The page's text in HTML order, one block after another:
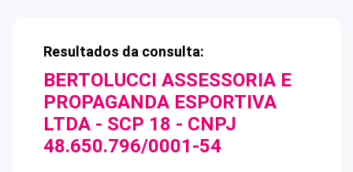
Resultados da consulta:
BERTOLUCCI ASSESSORIA E
PROPAGANDA ESPORTIVA
LTDA - SCP 18 - CNPJ
48.650.796/0001-54